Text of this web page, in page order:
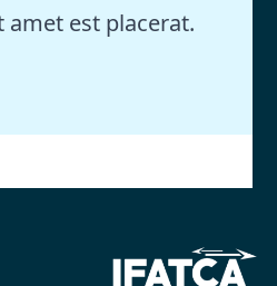
amet est placerat.